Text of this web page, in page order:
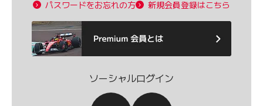
パスワードをお忘れの方 新規会員登録はこちら
ソーシャルログイン